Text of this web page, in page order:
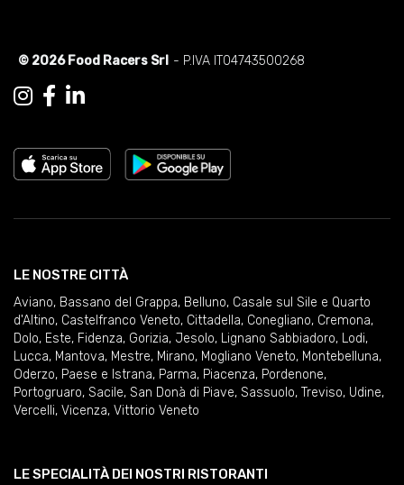
© 2026 Food Racers Srl - P.IVA IT04743500268
LE NOSTRE CITTÀ
Aviano, Bassano del Grappa, Belluno, Casale sul Sile e Quarto
d'Altino, Castelfranco Veneto, Cittadella, Conegliano, Cremona,
Dolo, Este, Fidenza, Gorizia, Jesolo, Lignano Sabbiadoro, Lodi,
Lucca, Mantova, Mestre, Mirano, Mogliano Veneto, Montebelluna,
Oderzo, Paese e Istrana, Parma, Piacenza, Pordenone,
Portogruaro, Sacile, San Donà di Piave, Sassuolo, Treviso, Udine,
Vercelli, Vicenza, Vittorio Veneto
LE SPECIALITÀ DEI NOSTRI RISTORANTI